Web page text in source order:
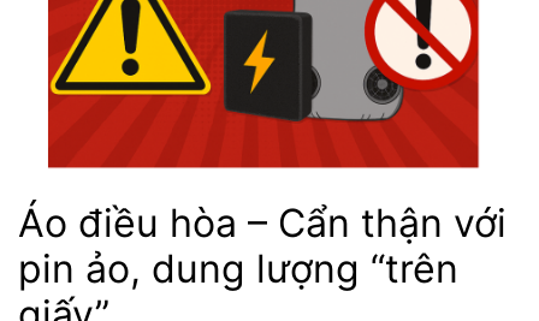
Áo điều hòa – Cẩn thận với
pin ảo, dung lượng “trên